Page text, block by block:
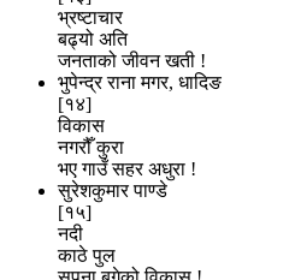
भ्रष्टाचार
बढ्यो अति
जनताको जीवन खती !
भुपेन्द्र राना मगर, धादिङ
[१४]
विकास
नगरौँ कुरा
भए गाउँ सहर अधुरा !
सुरेशकुमार पाण्डे
[१५]
नदी
काठे पुल